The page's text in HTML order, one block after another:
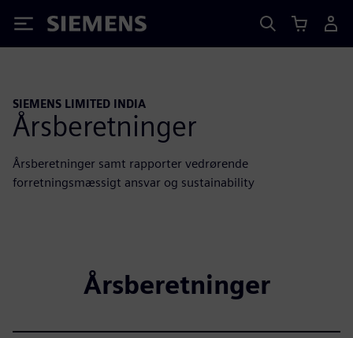
Siemens
SIEMENS LIMITED INDIA
Årsberetninger
Årsberetninger samt rapporter vedrørende
forretningsmæssigt ansvar og sustainability
Årsberetninger